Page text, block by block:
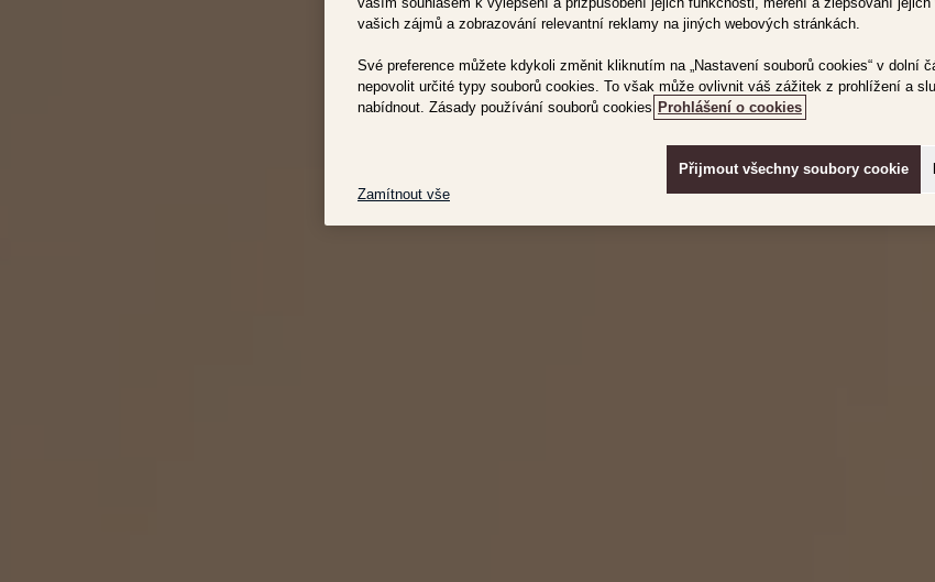
vašich zájmů a zobrazování relevantní reklamy na jiných webových stránkách.
Své preference můžete kdykoli změnit kliknutím na „Nastavení souborů cookies“ v dolní
nepovolit určité typy souborů cookies. To však může ovlivnit váš zážitek z prohlížení a
nabídnout. Zásady používání souborů cookies Prohlášení o cookies
Zamítnout vše
Přijmout všechny soubory cookie